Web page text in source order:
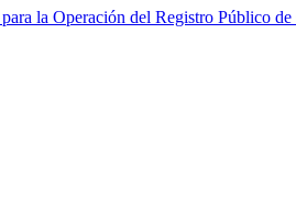
la Operación del Registro Público